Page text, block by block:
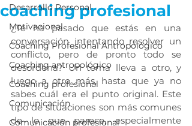
Desarrollo Personal
Motivacional
Coaching Profesional Antropológico
Coaching antropológico
Coaching profesional
Comunicación
Comunicación profesional
coaching profesional
¿Te ha pasado que estás en una
conversación intentando resolver un
conflicto, pero de pronto todo se
desordena? Un tema lleva a otro, y
luego a otro más, hasta que ya no
sabes cuál era el punto original. Este
tipo de situaciones son más comunes
de lo que parece, especialmente